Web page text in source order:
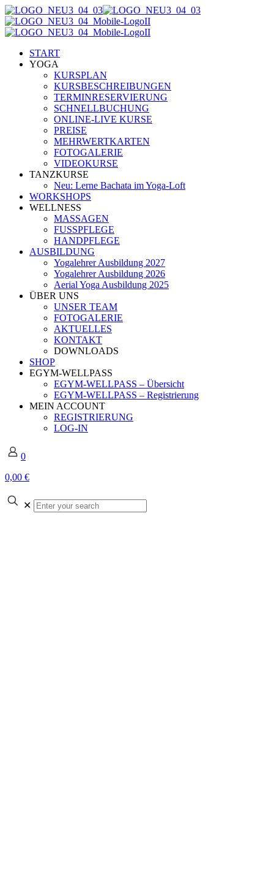
START
YOGA
KURSPLAN
KURSBESCHREIBUNGEN
TERMINRESERVIERUNG
SCHNELLBUCHUNG
ONLINE-LIVE KURSE
PREISE
MEHRWERTKARTEN
FOTOGALERIE
VIDEOKURSE
TANZKURSE
Neu: Lerne Bachata im Yoga-Loft
WORKSHOPS
WELLNESS
MASSAGEN
FUSSPFLEGE
HANDPFLEGE
AUSBILDUNG
Yogalehrer Ausbildung 2027
Yogalehrer Ausbildung 2026
Aerial Yoga Ausbildung 2025
ÜBER UNS
UNSER TEAM
FOTOGALERIE
AKTUELLES
KONTAKT
DOWNLOADS
SHOP
EGYM-WELLPASS
EGYM-WELLPASS – Übersicht
EGYM-WELLPASS – Registrierung
MEIN ACCOUNT
REGISTRIERUNG
LOG-IN
0
0,00 €
✕
Enter
your